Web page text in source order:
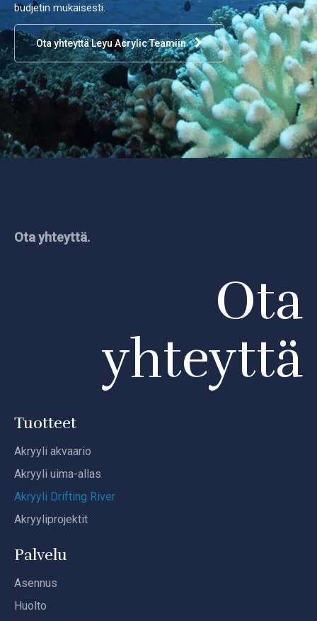
budjetin mukaisesti.
Ota yhteyttä Leyu Acrylic Teamiin
Ota yhteyttä.
Ota
yhteyttä
Tuotteet
Akryyli akvaario
Akryyli uima-allas
Akryyli Drifting River
Akryyliprojektit
Palvelu
Asennus
Huolto